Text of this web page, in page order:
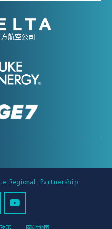
方航空公司
Regional Partnership